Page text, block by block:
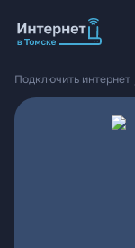
Подключить интернет